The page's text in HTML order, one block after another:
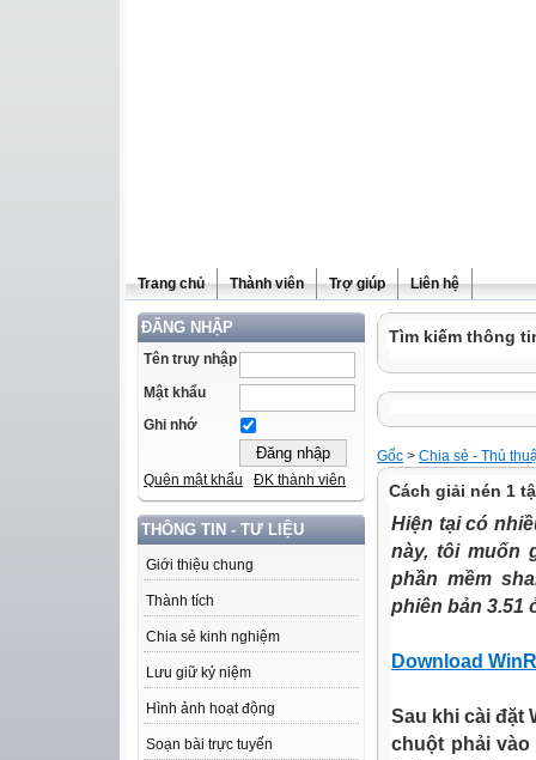
Trang chủ Thành viên Trợ giúp Liên hệ
ĐĂNG NHẬP
Tên truy nhập
Mật khẩu
Ghi nhớ
Quên mật khẩu ĐK thành viên
THÔNG TIN - TƯ LIỆU
Giới thiệu chung
Thành tích
Chia sẻ kinh nghiệm
Lưu giữ kỷ niệm
Hình ảnh hoạt động
Soạn bài trực tuyến
Tìm kiếm thông
Gốc > Chia sẻ - Thủ
Cách giải nén 1
Hiện tại có
này, tôi muốn
phần mềm
phiên bản 3.51
Download
Sau khi cài đặt
chuột phải